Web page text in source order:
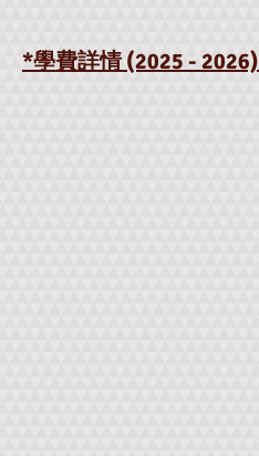
*學費詳情 (2025 - 2026)